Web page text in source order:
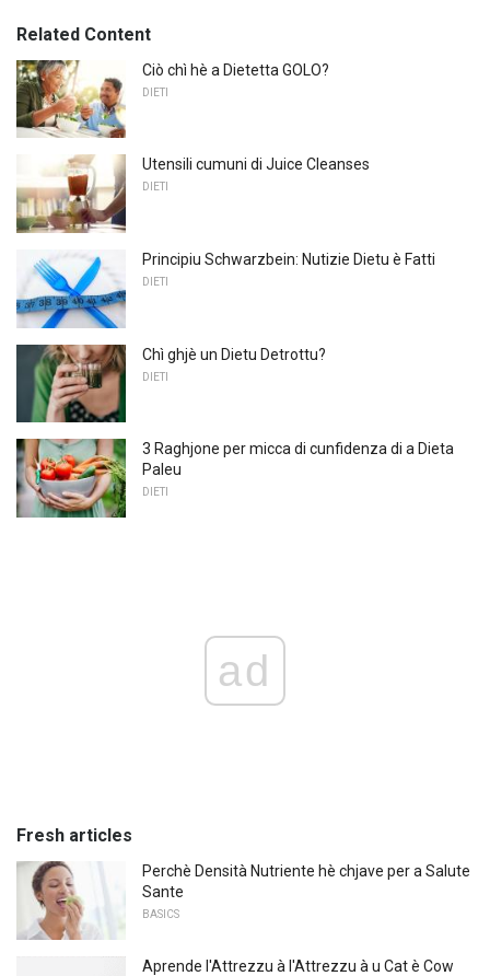
Related Content
Ciò chì hè a Dietetta GOLO?
DIETI
Utensili cumuni di Juice Cleanses
DIETI
Principiu Schwarzbein: Nutizie Dietu è Fatti
DIETI
Chì ghjè un Dietu Detrottu?
DIETI
3 Raghjone per micca di cunfidenza di a Dieta
Paleu
DIETI
ad
Fresh articles
Perchè Densità Nutriente hè chjave per a Salute
Sante
BASICS
Aprende l'Attrezzu à l'Attrezzu à u Cat è Cow